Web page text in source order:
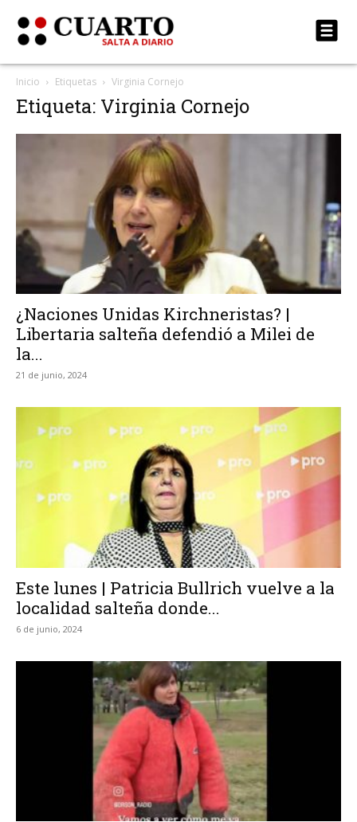
Inicio Etiquetas Virginia Cornejo
Etiqueta: Virginia Cornejo
¿Naciones Unidas Kirchneristas? |
Libertaria salteña defendió a Milei de
la...
21 de junio, 2024
Este lunes | Patricia Bullrich vuelve a la
localidad salteña donde...
6 de junio, 2024